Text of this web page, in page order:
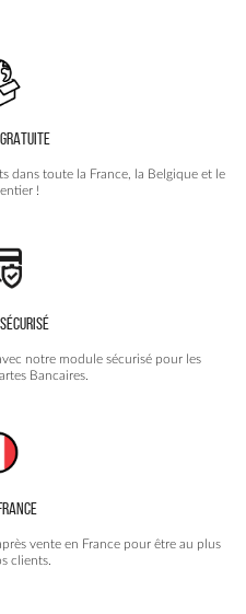
dans toute la France, la Belgique et le
!
notre module sécurisé pour les
Bancaires.
vente en France pour être au plus
clients.